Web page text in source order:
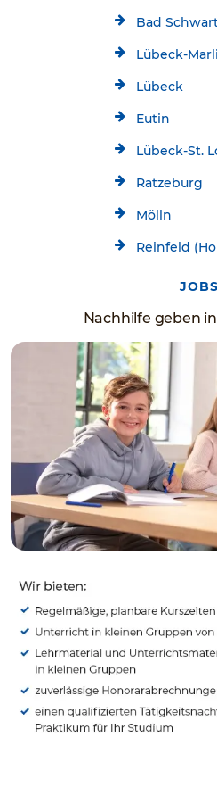
Bad
Lübeck-Marli
Lübeck
Eutin
Lübeck-St.
Ratzeburg
Mölln
Reinfeld
JOBS
Nachhilfe geben